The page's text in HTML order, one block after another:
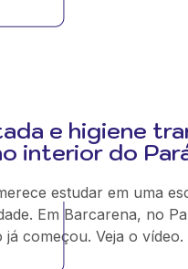
e higiene
interior do
estudar em uma
Em Barcarena, no
começou. Veja o vídeo.